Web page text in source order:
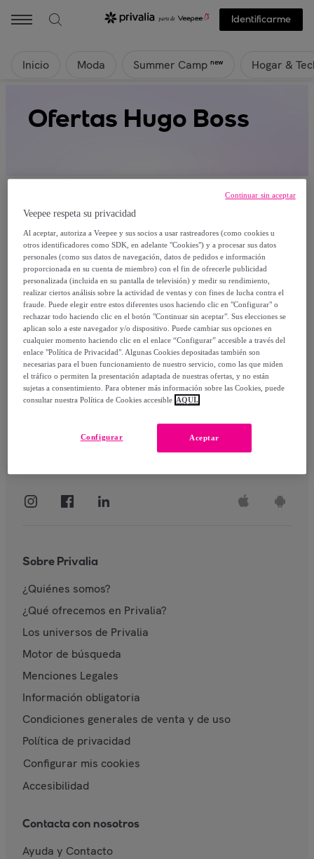
Identificarme
Inicio Moda Summer Camp new Hogar &
Ofertas Hugo Boss
Actualmente no hay productos disponibles.
Regístrate y accede a todos los productos visibles
para nuestros miembros.
Identificarme
Sobre Privalia
¿Quiénes somos?
¿Qué ofrecemos en Privalia?
Los universos de Privalia
Motor de búsqueda
Menciones Legales
Información obligatoria
Condiciones generales de venta y de uso
Política de privacidad
Configurar mis cookies
Accesibilidad
Contacta con nosotros
Ayuda y Contacto
Veepee respeta su privacidad
Al aceptar, autoriza a Veepee y sus socios a usar rastreadores (como cookies u
otros identificadores como SDK, en adelante "Cookies") y a procesar sus datos
personales (como sus datos de navegación, datos de pedidos e información
proporcionada en su cuenta de miembro) con el fin de ofrecerle publicidad
personalizada (incluida en su pantalla de televisión) y medir su rendimiento,
realizar ciertos análisis sobre la actividad de ventas y con fines de lucha contra el
fraude. Puede elegir entre estos diferentes usos haciendo clic en "Configurar" o
rechazar todo haciendo clic en el botón "Continuar sin aceptar". Sus elecciones se
aplican solo a este navegador y/o dispositivo. Puede cambiar sus opciones en
cualquier momento haciendo clic en el enlace “Configurar” accesible a través del
enlace "Política de Privacidad". Algunas Cookies depositadas también son
necesarias para el buen funcionamiento de nuestro servicio, como las que miden
el tráfico o permiten la presentación adaptada de nuestras ofertas, y no están
sujetas a consentimiento. Para obtener más información sobre las Cookies, puede
consultar nuestra Política de Cookies accesible AQUÍ.
Aceptar
Configurar
Continuar sin aceptar